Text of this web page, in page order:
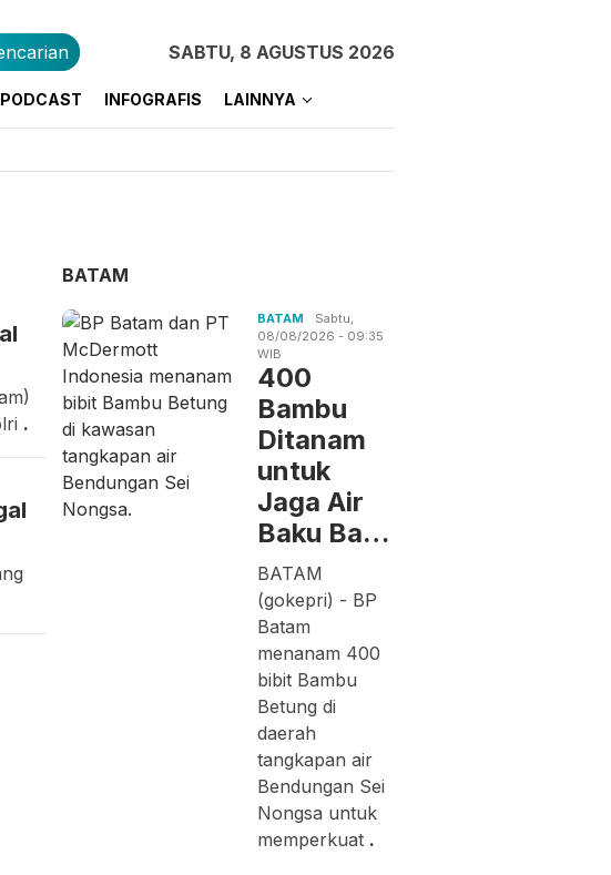
SABTU, 8 AGUSTUS 2026
PODCAST INFOGRAFIS LAINNYA
.
BATAM
BATAM
Sabtu,
08/08/2026 - 09:35
WIB
400
Bambu
Ditanam
untuk
Jaga Air
Baku Ba…
BATAM
(gokepri) - BP
Batam
menanam 400
bibit Bambu
Betung di
daerah
tangkapan air
Bendungan Sei
Nongsa untuk
memperkuat .